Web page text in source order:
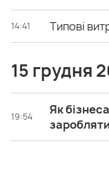
14:41 Типові
15 грудня
19:54
Як